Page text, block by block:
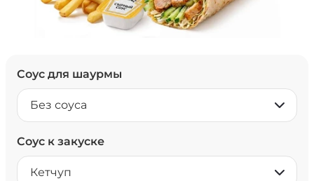
Соус для шаурмы
Без соуса
Соус к закуске
Кетчуп